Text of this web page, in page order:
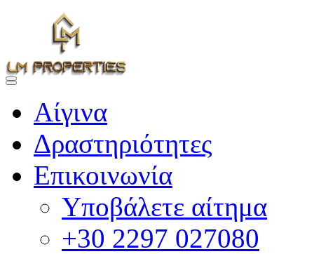
Αίγινα
Δραστηριότητες
Επικοινωνία
Υποβάλετε αίτημα
+30 2297 027080